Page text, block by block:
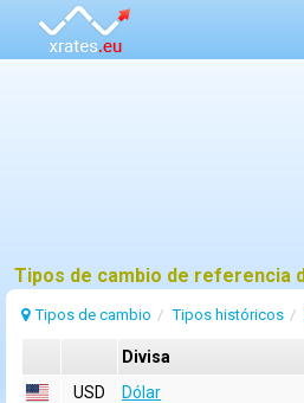
Tipos de cambio Tipos históricos
Divisa
USD
Dólar